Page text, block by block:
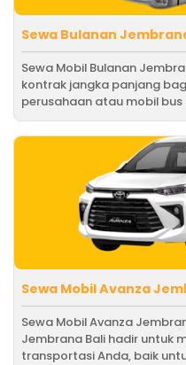
Sewa Bulanan
Sewa Mobil Bulanan
kontrak jangka panjang
perusahaan atau mobil
Sewa Mobil Avanza
Sewa Mobil Avanza
Jembrana Bali hadir untuk
transportasi Anda, baik